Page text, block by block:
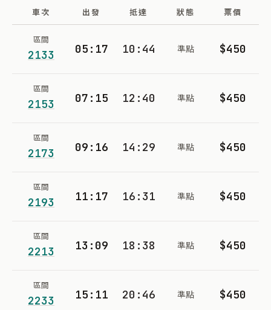
車次 出發 抵達 狀態 票價
區間
2133 05:17 10:44 準點 $450
區間
2153 07:15 12:40 準點 $450
區間
2173 09:16 14:29 準點 $450
區間
2193 11:17 16:31 準點 $450
區間
2213 13:09 18:38 準點 $450
區間
2233 15:11 20:46 準點 $450